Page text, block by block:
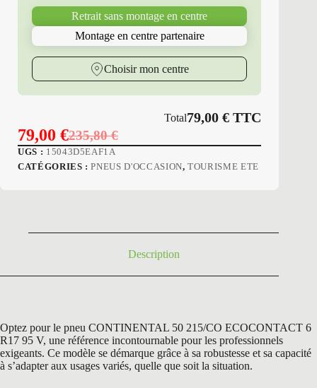
Retrait sans montage en centre
Montage en centre partenaire
Choisir mon centre
Total79,00€ TTC
235,80€
Le
prix
79,00 €Le
prix
UGS : 15043D5EAF1A
CATÉGORIES :PNEUS D'OCCASION,TOURISME ETE
Description
Optez pour le pneu CONTINENTAL 50 215/CO ECOCONTACT 6
R17 95 V, une référence incontournable pour les professionnels
exigeants. Ce modèle se démarque grâce à sa robustesse et sa capacité
à s’adapter aux usages variés, quelle que soit la situation.